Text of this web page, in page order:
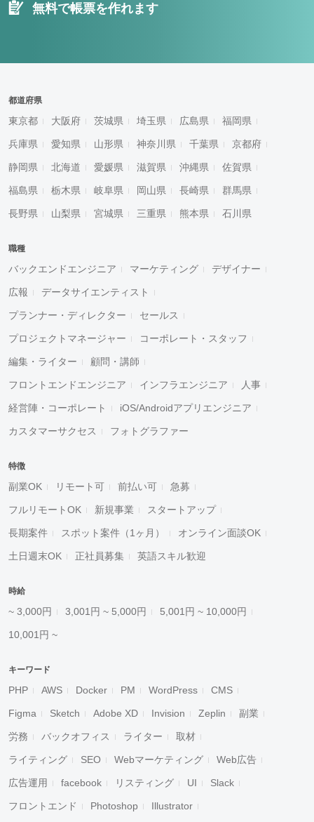
無料で帳票を作れます
都道府県
東京都 大阪府 茨城県 埼玉県 広島県 福岡県
兵庫県 愛知県 山形県 神奈川県 千葉県 京都府
静岡県 北海道 愛媛県 滋賀県 沖縄県 佐賀県
福島県 栃木県 岐阜県 岡山県 長崎県 群馬県
長野県 山梨県 宮城県 三重県 熊本県 石川県
職種
バックエンドエンジニア マーケティング デザイナー
広報 データサイエンティスト
プランナー・ディレクター セールス
プロジェクトマネージャー コーポレート・スタッフ
編集・ライター 顧問・講師
フロントエンドエンジニア インフラエンジニア 人事
経営陣・コーポレート iOS/Androidアプリエンジニア
カスタマーサクセス フォトグラファー
特徴
副業OK リモート可 前払い可 急募
フルリモートOK 新規事業 スタートアップ
長期案件 スポット案件（1ヶ月） オンライン面談OK
土日週末OK 正社員募集 英語スキル歓迎
時給
~ 3,000円 3,001円 ~ 5,000円 5,001円 ~ 10,000円
10,001円 ~
キーワード
PHP AWS Docker PM WordPress CMS
Figma Sketch Adobe XD Invision Zeplin 副業
労務 バックオフィス ライター 取材
ライティング SEO Webマーケティング Web広告
広告運用 facebook リスティング UI Slack
フロントエンド Photoshop Illustrator